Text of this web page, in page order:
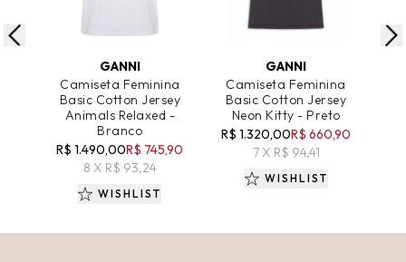
GANNI
Camiseta Feminina
Basic Cotton Jersey
Animals Relaxed -
Branco
R$ 1.490,00R$ 745,90
8 X R$ 93,24
WISHLIST
GANNI
Camiseta Feminina
Basic Cotton Jersey
Neon Kitty - Preto
R$ 1.320,00R$ 660,90
7 X R$ 94,41
WISHLIST